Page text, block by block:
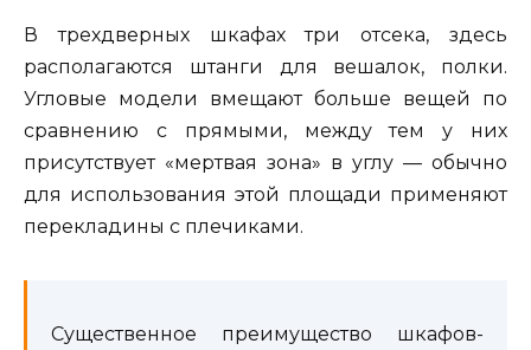
В трехдверных шкафах три отсека, здесь
располагаются штанги для вешалок, полки.
Угловые модели вмещают больше вещей по
сравнению с прямыми, между тем у них
присутствует «мертвая зона» в углу — обычно
для использования этой площади применяют
перекладины с плечиками.
Существенное преимущество шкафов-